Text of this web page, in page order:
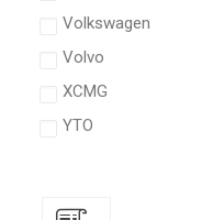
Volkswagen
Volvo
XCMG
YTO